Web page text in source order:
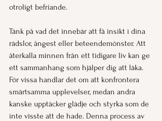
otroligt befriande.
Tänk på vad det innebär att få insikt i dina
rädslor, ångest eller beteendemönster. Att
återkalla minnen från ett tidigare liv kan ge
ett sammanhang som hjälper dig att läka.
För vissa handlar det om att konfrontera
smärtsamma upplevelser, medan andra
kanske upptäcker glädje och styrka som de
inte visste att de hade. Denna process av